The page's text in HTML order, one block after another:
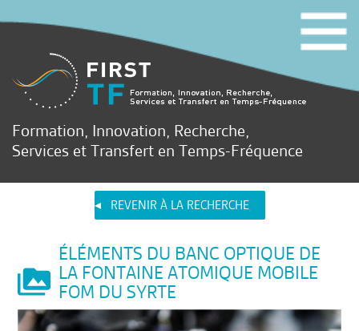
Formation, Innovation, Recherche,
Services et Transfert en Temps-Fréquence
REVENIR À LA RECHERCHE
ÉLÉMENTS DU BANC OPTIQUE DE
LA FONTAINE ATOMIQUE MOBILE
FOM DU SYRTE